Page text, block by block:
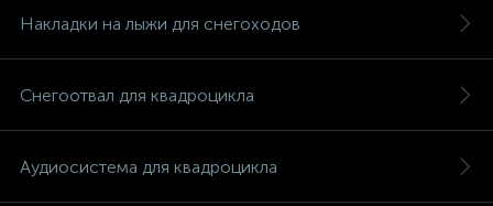
Накладки на лыжи для снегоходов
Снегоотвал для квадроцикла
Аудиосистема для квадроцикла